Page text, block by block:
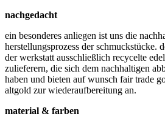
nachgedacht
ein besonderes anliegen ist uns die
herstellungsprozess der schmuckstücke.
der werkstatt ausschließlich recycelte
zulieferern, die sich dem nachhaltigen
haben und bieten auf wunsch fair trade
altgold zur wiederaufbereitung an.
material & farben